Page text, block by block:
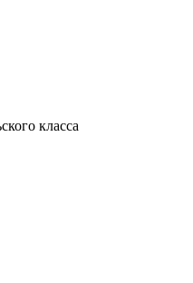
класса